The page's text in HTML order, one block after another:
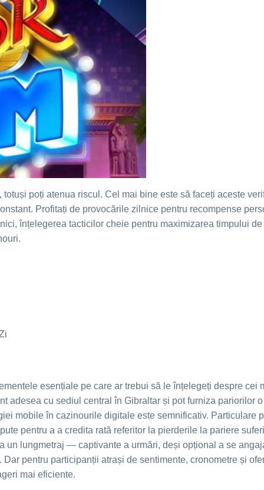
poți atenua riscul. Cel mai bine este să faceți aceste
Profitați de provocările zilnice pentru recompense
înțelegerea tacticilor cheie pentru maximizarea timpului
esențiale pe care ar trebui să le înțelegeți despre cei
adesea cu sediul central în Gibraltar și pot furniza pariorilor
mobile în cazinourile digitale este semnificativ. Particulare
pentru a a credita rată referitor la pierderile la pariere
un lungmetraj — captivante a urmări, deși opțional a se
pentru participanții atrași de sentimente, cronometre și
mai eficiente.